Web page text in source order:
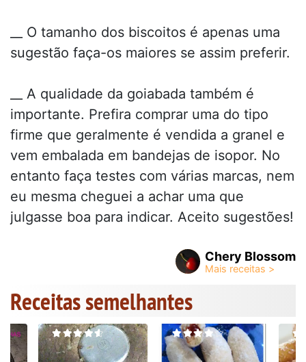
__ O tamanho dos biscoitos é apenas uma
sugestão faça-os maiores se assim preferir.
__ A qualidade da goiabada também é
importante. Prefira comprar uma do tipo
firme que geralmente é vendida a granel e
vem embalada em bandejas de isopor. No
entanto faça testes com várias marcas, nem
eu mesma cheguei a achar uma que
julgasse boa para indicar. Aceito sugestões!
Chery Blossom
Receitas semelhantes